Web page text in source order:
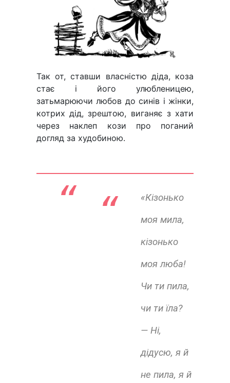
Так от, ставши власністю діда, коза
стає і його улюбленицею,
затьмарюючи любов до синів і жінки,
котрих дід, зрештою, виганяє з хати
через наклеп кози про поганий
догляд за худобиною.
“
«Кізонько
моя мила,
кізонько
моя люба!
Чи ти пила,
чи ти їла?
— Ні,
дідусю, я й
не пила, я й